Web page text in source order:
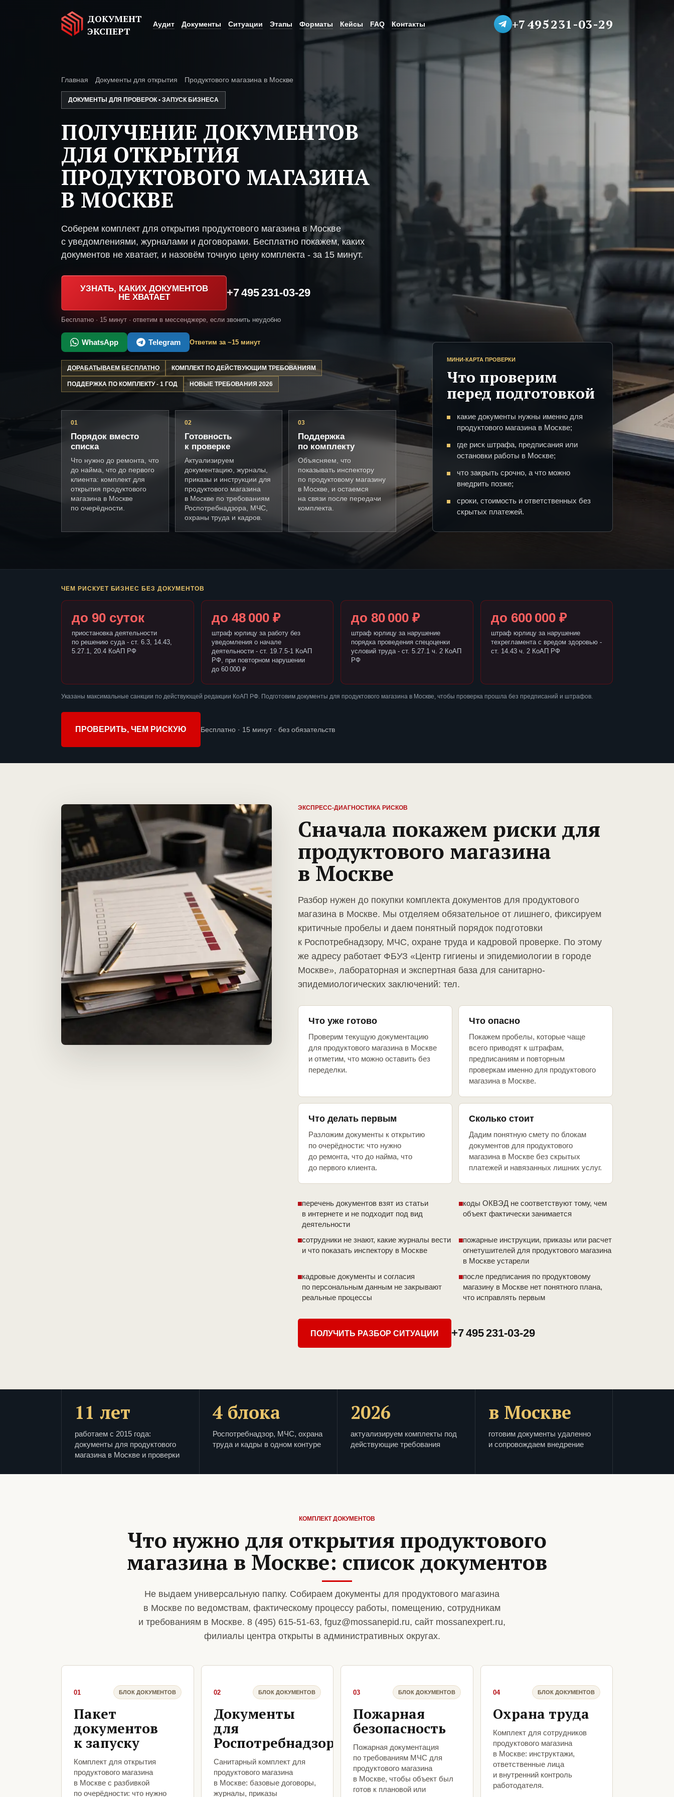
ДОКУМЕНТ
ЭКСПЕРТ
Аудит Документы Ситуации Этапы Форматы Кейсы FAQ Контакты +7 495 231-03-29
Главная Документы для открытия Продуктового магазина в Москве
ДОКУМЕНТЫ ДЛЯ ПРОВЕРОК • ЗАПУСК БИЗНЕСА
ПОЛУЧЕНИЕ ДОКУМЕНТОВ
ДЛЯ ОТКРЫТИЯ
ПРОДУКТОВОГО МАГАЗИНА
В МОСКВЕ
Соберем комплект для открытия продуктового магазина в Москве
с уведомлениями, журналами и договорами. Бесплатно покажем, каких
документов не хватает, и назовём точную цену комплекта - за 15 минут.
УЗНАТЬ, КАКИХ ДОКУМЕНТОВ
НЕ ХВАТАЕТ
+7 495 231-03-29
Бесплатно · 15 минут · ответим в мессенджере, если звонить неудобно
WhatsApp Telegram Ответим за ~15 минут
ДОРАБАТЫВАЕМ БЕСПЛАТНО КОМПЛЕКТ ПО ДЕЙСТВУЮЩИМ ТРЕБОВАНИЯМ
ПОДДЕРЖКА ПО КОМПЛЕКТУ - 1 ГОД НОВЫЕ ТРЕБОВАНИЯ 2026
01
Порядок вместо
списка
Что нужно до ремонта, что
до найма, что до первого
клиента: комплект для
открытия продуктового
магазина в Москве
по очерёдности.
02
Готовность
к проверке
Актуализируем
документацию, журналы,
приказы и инструкции для
продуктового магазина
в Москве по требованиям
Роспотребнадзора, МЧС,
охраны труда и кадров.
03
Поддержка
по комплекту
Объясняем, что
показывать инспектору
по продуктовому магазину
в Москве, и остаемся
на связи после передачи
комплекта.
МИНИ-КАРТА ПРОВЕРКИ
Что проверим
перед подготовкой
какие документы нужны именно для
продуктового магазина в Москве;
где риск штрафа, предписания или
остановки работы в Москве;
что закрыть срочно, а что можно
внедрить позже;
сроки, стоимость и ответственных без
скрытых платежей.
ЧЕМ РИСКУЕТ БИЗНЕС БЕЗ ДОКУМЕНТОВ
до 90 суток
приостановка деятельности
по решению суда - ст. 6.3, 14.43,
5.27.1, 20.4 КоАП РФ
до 48 000 ₽
штраф юрлицу за работу без
уведомления о начале
деятельности - ст. 19.7.5-1 КоАП
РФ, при повторном нарушении
до 60 000 ₽
до 80 000 ₽
штраф юрлицу за нарушение
порядка проведения спецоценки
условий труда - ст. 5.27.1 ч. 2 КоАП
РФ
до 600 000 ₽
штраф юрлицу за нарушение
техрегламента с вредом здоровью -
ст. 14.43 ч. 2 КоАП РФ
Указаны максимальные санкции по действующей редакции КоАП РФ. Подготовим документы для продуктового магазина в Москве, чтобы проверка прошла без предписаний и штрафов.
ПРОВЕРИТЬ, ЧЕМ РИСКУЮ Бесплатно · 15 минут · без обязательств
ЭКСПРЕСС-ДИАГНОСТИКА РИСКОВ
Сначала покажем риски для
продуктового магазина
в Москве
Разбор нужен до покупки комплекта документов для продуктового
магазина в Москве. Мы отделяем обязательное от лишнего, фиксируем
критичные пробелы и даем понятный порядок подготовки
к Роспотребнадзору, МЧС, охране труда и кадровой проверке. По этому
же адресу работает ФБУЗ «Центр гигиены и эпидемиологии в городе
Москве», лабораторная и экспертная база для санитарно-
эпидемиологических заключений: тел.
Что уже готово
Проверим текущую документацию
для продуктового магазина в Москве
и отметим, что можно оставить без
переделки.
Что опасно
Покажем пробелы, которые чаще
всего приводят к штрафам,
предписаниям и повторным
проверкам именно для продуктового
магазина в Москве.
Что делать первым
Разложим документы к открытию
по очерёдности: что нужно
до ремонта, что до найма, что
до первого клиента.
Сколько стоит
Дадим понятную смету по блокам
документов для продуктового
магазина в Москве без скрытых
платежей и навязанных лишних услуг.
перечень документов взят из статьи
в интернете и не подходит под вид
деятельности
коды ОКВЭД не соответствуют тому, чем
объект фактически занимается
сотрудники не знают, какие журналы вести
и что показать инспектору в Москве
пожарные инструкции, приказы или расчет
огнетушителей для продуктового магазина
в Москве устарели
кадровые документы и согласия
по персональным данным не закрывают
реальные процессы
после предписания по продуктовому
магазину в Москве нет понятного плана,
что исправлять первым
ПОЛУЧИТЬ РАЗБОР СИТУАЦИИ +7 495 231-03-29
11 лет
работаем с 2015 года:
документы для продуктового
магазина в Москве и проверки
4 блока
Роспотребнадзор, МЧС, охрана
труда и кадры в одном контуре
2026
актуализируем комплекты под
действующие требования
в Москве
готовим документы удаленно
и сопровождаем внедрение
КОМПЛЕКТ ДОКУМЕНТОВ
Что нужно для открытия продуктового
магазина в Москве: список документов
Не выдаем универсальную папку. Собираем документы для продуктового магазина
в Москве по ведомствам, фактическому процессу работы, помещению, сотрудникам
и требованиям в Москве. 8 (495) 615-51-63, fguz@mossanepid.ru, сайт mossanexpert.ru,
филиалы центра открыты в административных округах.
01 БЛОК ДОКУМЕНТОВ
Пакет
документов
к запуску
Комплект для открытия
продуктового магазина
в Москве с разбивкой
по очерёдности: что нужно
02 БЛОК ДОКУМЕНТОВ
Документы
для
Роспотребнадзора
Санитарный комплект для
продуктового магазина
в Москве: базовые договоры,
журналы, приказы
03 БЛОК ДОКУМЕНТОВ
Пожарная
безопасность
Пожарная документация
по требованиям МЧС для
продуктового магазина
в Москве, чтобы объект был
готов к плановой или
04 БЛОК ДОКУМЕНТОВ
Охрана труда
Комплект для сотрудников
продуктового магазина
в Москве: инструктажи,
ответственные лица
и внутренний контроль
работодателя.